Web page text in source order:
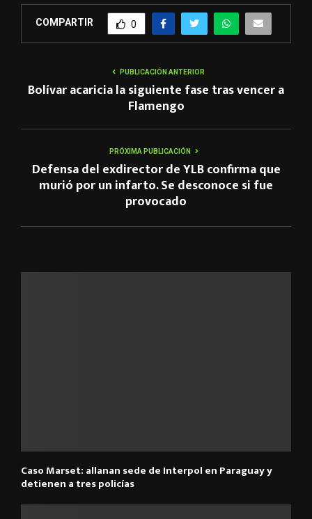
COMPARTIR 0
PUBLICACIÓN ANTERIOR
Bolívar acaricia la siguiente fase tras vencer a
Flamengo
PRÓXIMA PUBLICACIÓN
Defensa del exdirector de YLB confirma que
murió por un infarto. Se desconoce si fue
provocado
Caso Marset: allanan sede de Interpol en Paraguay y
detienen a tres policías